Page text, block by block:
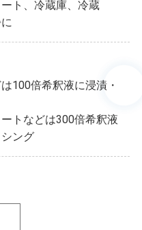
ト、冷蔵庫、冷蔵
100倍希釈液に浸漬・
トなどは300倍希釈液
ング